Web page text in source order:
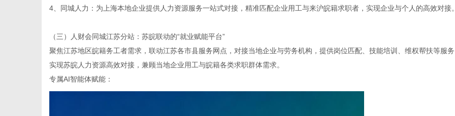
4、同城人力：为上海本地企业提供人力资源服务一站式对接，精准匹配企业用工与来沪皖籍求职者，实现企业与个人的高效对接
（三） 人财会同城江苏分站 ：苏皖联动的“就业赋能平台”
聚焦江苏地区皖籍务工者需求，联动江苏各市县服务网点，对接当地企业与劳务机构，提供岗位匹配、技能培训、维权帮扶等服
实现苏皖人力资源高效对接，兼顾当地企业用工与皖籍各类求职群体需求。
专属AI智能体赋能：